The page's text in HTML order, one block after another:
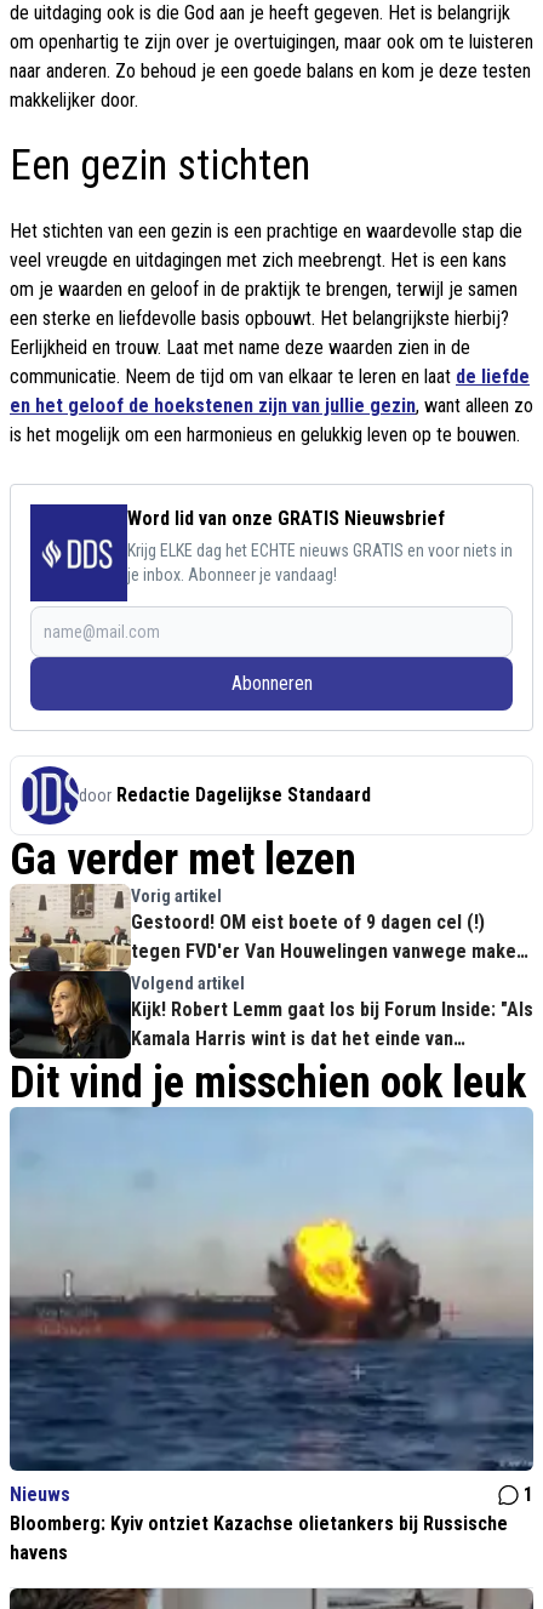
de uitdaging ook is die God aan je heeft gegeven. Het is belangrijk
om openhartig te zijn over je overtuigingen, maar ook om te luisteren
naar anderen. Zo behoud je een goede balans en kom je deze testen
makkelijker door.
Een gezin stichten
Het stichten van een gezin is een prachtige en waardevolle stap die
veel vreugde en uitdagingen met zich meebrengt. Het is een kans
om je waarden en geloof in de praktijk te brengen, terwijl je samen
een sterke en liefdevolle basis opbouwt. Het belangrijkste hierbij?
Eerlijkheid en trouw. Laat met name deze waarden zien in de
communicatie. Neem de tijd om van elkaar te leren en laat de liefde
en het geloof de hoekstenen zijn van jullie gezin, want alleen zo
is het mogelijk om een harmonieus en gelukkig leven op te bouwen.
Word lid van onze GRATIS Nieuwsbrief
Krijg ELKE dag het ECHTE nieuws GRATIS en voor niets in
je inbox. Abonneer je vandaag!
Abonneren
door Redactie Dagelijkse Standaard
Ga verder met lezen
Vorig artikel
Gestoord! OM eist boete of 9 dagen cel (!)
tegen FVD'er Van Houwelingen vanwege maken
'internet-meme'
Volgend artikel
Kijk! Robert Lemm gaat los bij Forum Inside: "Als
Kamala Harris wint is dat het einde van
Amerika"
Dit vind je misschien ook leuk
Nieuws
1
Bloomberg: Kyiv ontziet Kazachse olietankers bij Russische
havens